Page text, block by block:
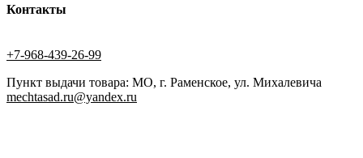
Контакты
+7-968-439-26-99
Пункт выдачи товара: МО, г. Раменское, ул. Михалевича
mechtasad.ru@yandex.ru